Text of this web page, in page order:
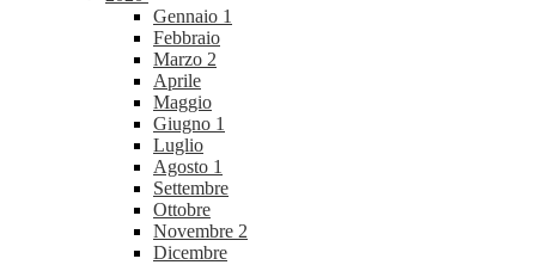
Gennaio 1
Febbraio
Marzo 2
Aprile
Maggio
Giugno 1
Luglio
Agosto 1
Settembre
Ottobre
Novembre 2
Dicembre